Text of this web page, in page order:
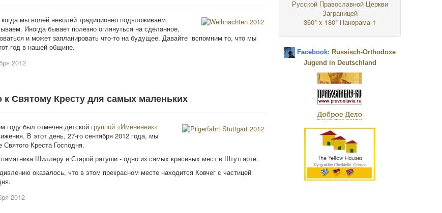
мы волей неволей традиционно подытоживаем,
Иногда бывает полезно оглянуться на сделанное,
и может запланировать что-то на будущее. Давайте вспомним то, что мы
год в нашей общине.
2012
к Святому Кресту для самых маленьких
году был отмечен детской группой «Именинник»
В этот день, 27-го сентября 2012 года, мы
Святого Креста Господня.
Шиллеру и Старой ратуши - одно из самых красивых мест в Штутгарте.
оказалось, что в этом прекрасном месте находится Ковчег с частицей
2012
Русской Православной Церкви
Заграницей
360° x 180° Панорама-1
Facebook: Russisch-Orthodoxe
Jugend in Deutschland